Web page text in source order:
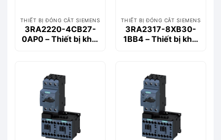
THIẾT BỊ ĐÓNG CẮT SIEMENS
3RA2220-4CB27-
0AP0 – Thiết bị khởi
THIẾT BỊ ĐÓNG CẮT SIEMENS
3RA2317-8XB30-
1BB4 – Thiết bị khởi